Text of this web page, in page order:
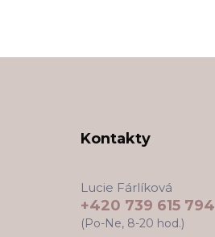
Kontakty
Lucie Fárlíková
+420 739 615 794
(Po-Ne, 8-20 hod.)